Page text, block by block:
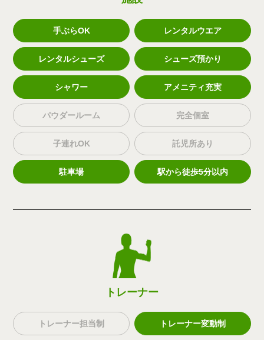
手ぶらOK レンタルウエア
レンタルシューズ シューズ預かり
シャワー アメニティ充実
パウダールーム 完全個室
子連れOK 託児所あり
駐車場 駅から徒歩5分以内
トレーナー
トレーナー担当制 トレーナー変動制